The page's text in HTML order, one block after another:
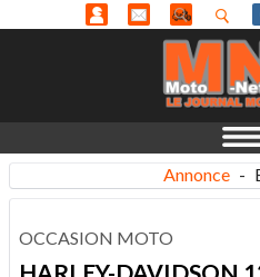
Annonce -
OCCASION MOTO